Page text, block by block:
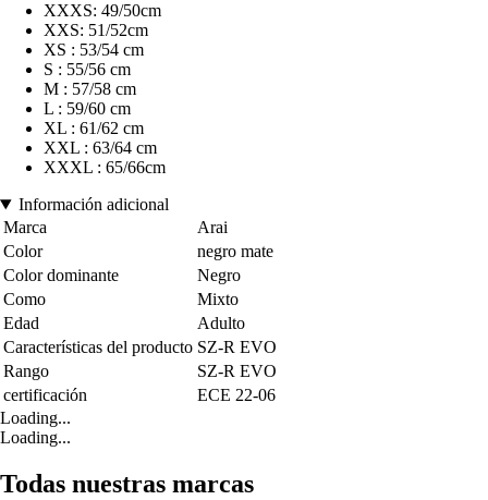
XXXS: 49/50cm
XXS: 51/52cm
XS : 53/54 cm
S : 55/56 cm
M : 57/58 cm
L : 59/60 cm
XL : 61/62 cm
XXL : 63/64 cm
XXXL : 65/66cm
Información adicional
Marca
Arai
Color
negro mate
Color dominante
Negro
Como
Mixto
Edad
Adulto
Características del producto SZ-R EVO
Rango
SZ-R EVO
certificación
ECE 22-06
Loading...
Loading...
Todas nuestras marcas